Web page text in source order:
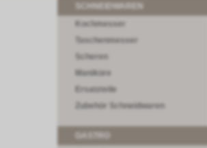
Kochmesser
Taschenmesser
Scheren
Maniküre
Ersatzteile
Zubehör Schneidwaren